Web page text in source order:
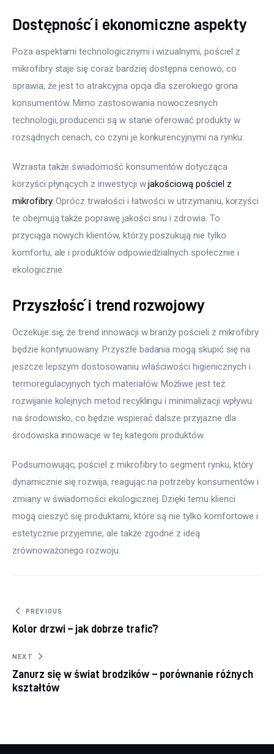
Dostępność i ekonomiczne aspekty
Poza aspektami technologicznymi i wizualnymi, pościel z
mikrofibry staje się coraz bardziej dostępna cenowo, co
sprawia, że jest to atrakcyjna opcja dla szerokiego grona
konsumentów. Mimo zastosowania nowoczesnych
technologii, producenci są w stanie oferować produkty w
rozsądnych cenach, co czyni je konkurencyjnymi na rynku.
Wzrasta także świadomość konsumentów dotycząca
korzyści płynących z inwestycji w jakościową pościel z
mikrofibry. Oprócz trwałości i łatwości w utrzymaniu, korzyści
te obejmują także poprawę jakości snu i zdrowia. To
przyciąga nowych klientów, którzy poszukują nie tylko
komfortu, ale i produktów odpowiedzialnych społecznie i
ekologicznie.
Przyszłość i trend rozwojowy
Oczekuje się, że trend innowacji w branży pościeli z mikrofibry
będzie kontynuowany. Przyszłe badania mogą skupić się na
jeszcze lepszym dostosowaniu właściwości higienicznych i
termoregulacyjnych tych materiałów. Możliwe jest też
rozwijanie kolejnych metod recyklingu i minimalizacji wpływu
na środowisko, co będzie wspierać dalsze przyjazne dla
środowiska innowacje w tej kategorii produktów.
Podsumowując, pościel z mikrofibry to segment rynku, który
dynamicznie się rozwija, reagując na potrzeby konsumentów i
zmiany w świadomości ekologicznej. Dzięki temu klienci
mogą cieszyć się produktami, które są nie tylko komfortowe i
estetycznie przyjemne, ale także zgodne z ideą
zrównoważonego rozwoju.
Nawigacja
wpisu
PREVIOUS
Kolor drzwi – jak dobrze trafić?
NEXT
Zanurz się w świat brodzików – porównanie różnych
kształtów